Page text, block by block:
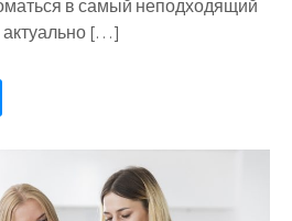
в самый неподходящий
[…]